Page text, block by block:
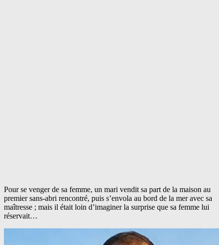
Pour se venger de sa femme, un mari vendit sa part de la maison au
premier sans-abri rencontré, puis s’envola au bord de la mer avec sa
maîtresse ; mais il était loin d’imaginer la surprise que sa femme lui
réservait…